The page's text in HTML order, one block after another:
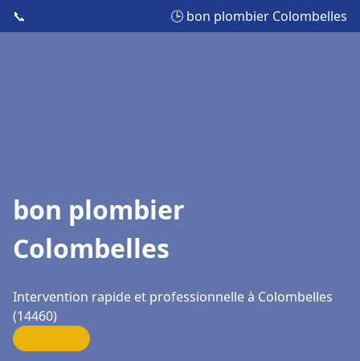
📞 🕒 bon plombier Colombelles
bon plombier
Colombelles
Intervention rapide et professionnelle à Colombelles
(14460)